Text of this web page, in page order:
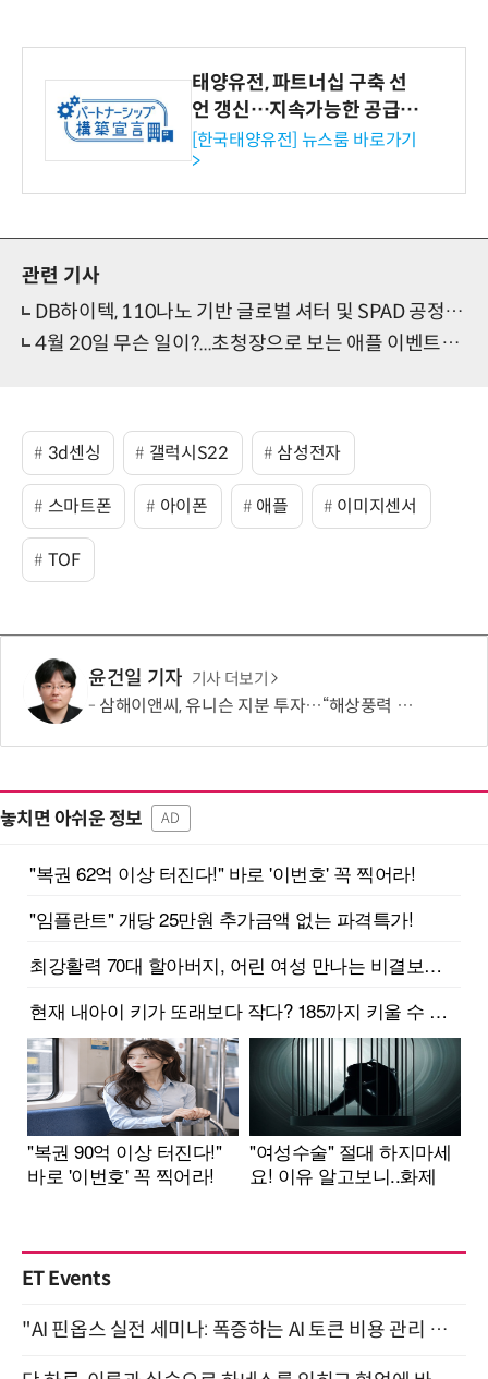
태양유전, 파트너십 구축 선
언 갱신…지속가능한 공급망
협력 강화
[한국태양유전] 뉴스룸 바로가기
>
관련 기사
DB하이텍, 110나노 기반 글로벌 셔터 및 SPAD 공정 개발
4월 20일 무슨 일이?...초청장으로 보는 애플 이벤트의 비밀
3d센싱 갤럭시S22 삼성전자
스마트폰 아이폰 애플 이미지센서
TOF
윤건일 기자 기사 더보기
삼해이앤씨, 유니슨 지분 투자…“해상풍력 시너지 도모”
놓치면 아쉬운 정보 AD
ET Events
"AI 핀옵스 실전 세미나: 폭증하는 AI 토큰 비용 관리 전략" 8월 21일 개최